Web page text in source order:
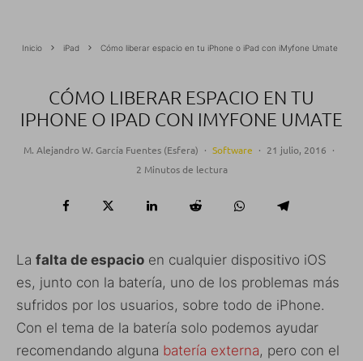
Inicio iPad Cómo liberar espacio en tu iPhone o iPad con iMyfone Umate
CÓMO LIBERAR ESPACIO EN TU
IPHONE O IPAD CON IMYFONE UMATE
M. Alejandro W. García Fuentes (Esfera) · Software · 21 julio, 2016 ·
2 Minutos de lectura
La falta de espacio en cualquier dispositivo iOS
es, junto con la batería, uno de los problemas más
sufridos por los usuarios, sobre todo de iPhone.
Con el tema de la batería solo podemos ayudar
recomendando alguna batería externa, pero con el